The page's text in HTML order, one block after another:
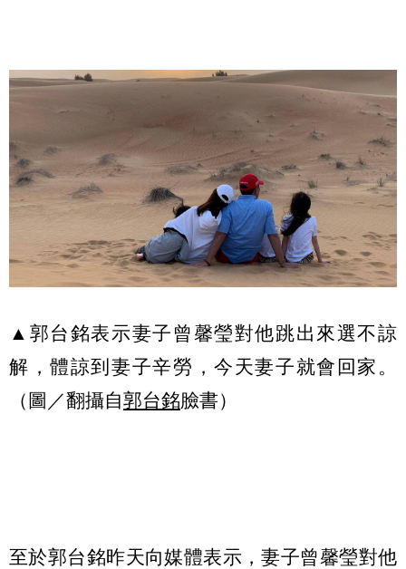
▲郭台銘表示妻子曾馨瑩對他跳出來選不諒
解，體諒到妻子辛勞，今天妻子就會回家。
（圖／翻攝自郭台銘臉書）
至於郭台銘昨天向媒體表示，妻子曾馨瑩對他